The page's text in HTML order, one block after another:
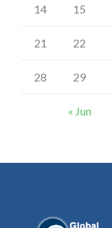
« Jun
14 15
21 22
28 29